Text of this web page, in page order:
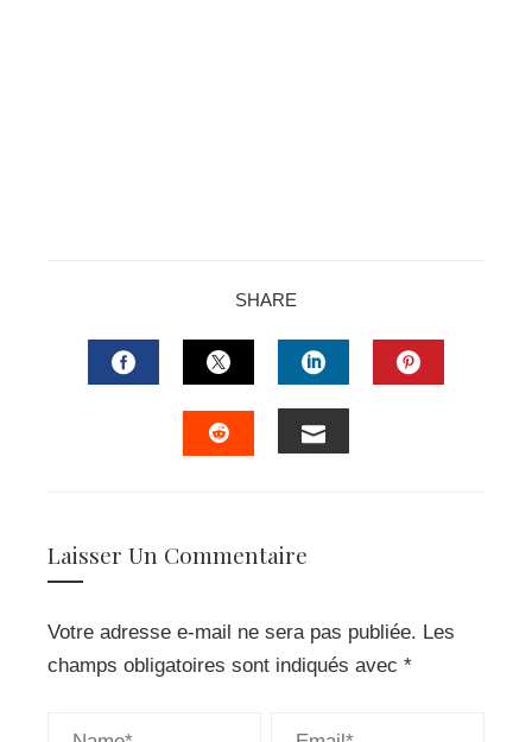
SHARE
FACEBOOKTWITTERLINKEDIN
Laisser Un Commentaire
Votre adresse e-mail ne sera pas publiée. Les
champs obligatoires sont indiqués avec *